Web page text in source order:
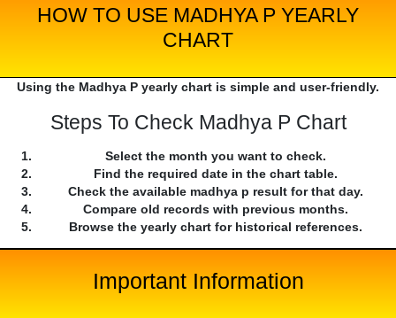
HOW TO USE MADHYA P YEARLY
CHART
Using the Madhya P yearly chart is simple and user-friendly.
Steps To Check Madhya P Chart
Select the month you want to check.
Find the required date in the chart table.
Check the available madhya p result for that day.
Compare old records with previous months.
Browse the yearly chart for historical references.
Important Information